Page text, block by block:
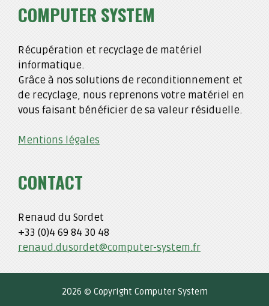
COMPUTER SYSTEM
Récupération et recyclage de matériel
informatique.
Grâce à nos solutions de reconditionnement et
de recyclage, nous reprenons votre matériel en
vous faisant bénéficier de sa valeur résiduelle.
Mentions légales
CONTACT
Renaud du Sordet
+33 (0)4 69 84 30 48
renaud.dusordet@computer-system.fr
2026 © Copyright Computer System